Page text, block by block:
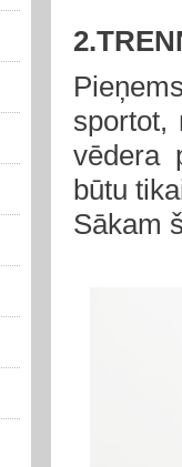
sportot,
vēdera
būtu
Sākam